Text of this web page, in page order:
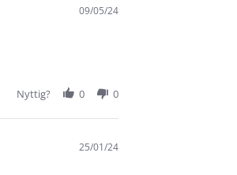
09/05/24
Nyttig? 0 0
25/01/24